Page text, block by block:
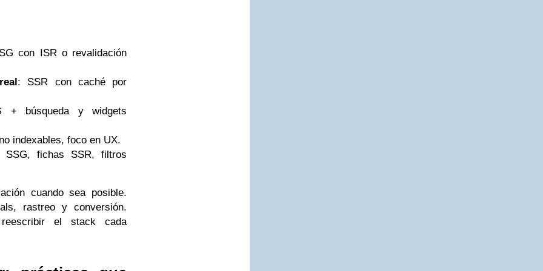
con ISR o revalidación
: SSR con caché por
+ búsqueda y widgets
indexables, foco en UX.
SSG, fichas SSR, filtros
cuando sea posible.
rastreo y conversión.
el stack cada